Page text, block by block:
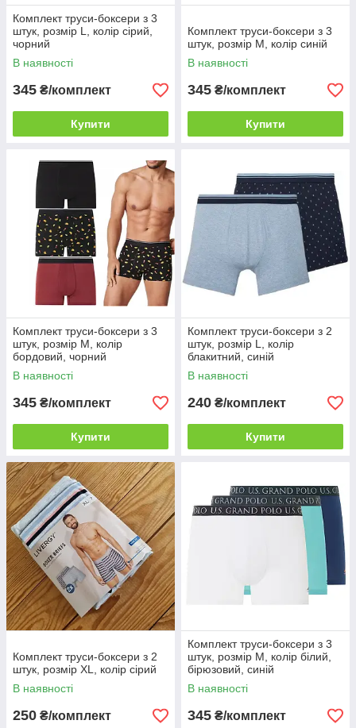
Комплект труси-боксери з 3
штук, розмір L, колір сірий,
чорний
В наявності
345 ₴/комплект
Купити
Комплект труси-боксери з 3
штук, розмір M, колір синій
В наявності
345 ₴/комплект
Купити
Комплект труси-боксери з 3
штук, розмір M, колір
бордовий, чорний
В наявності
345 ₴/комплект
Купити
Комплект труси-боксери з 2
штук, розмір L, колір
блакитний, синій
В наявності
240 ₴/комплект
Купити
Комплект труси-боксери з 2
штук, розмір XL, колір сірий
В наявності
250 ₴/комплект
Комплект труси-боксери з 3
штук, розмір M, колір білий,
бірюзовий, синій
В наявності
345 ₴/комплект